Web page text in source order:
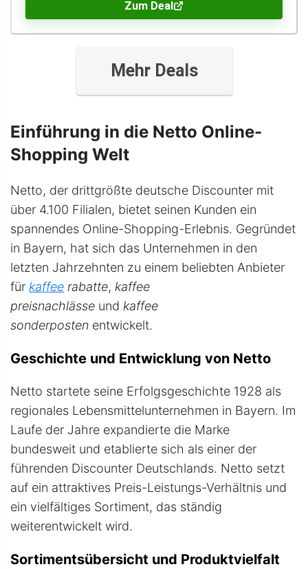
Zum Deal
Mehr Deals
Einführung in die Netto Online-
Shopping Welt
Netto, der drittgrößte deutsche Discounter mit
über 4.100 Filialen, bietet seinen Kunden ein
spannendes Online-Shopping-Erlebnis. Gegründet
in Bayern, hat sich das Unternehmen in den
letzten Jahrzehnten zu einem beliebten Anbieter
für kaffee rabatte, kaffee
preisnachlässe und kaffee
sonderposten entwickelt.
Geschichte und Entwicklung von Netto
Netto startete seine Erfolgsgeschichte 1928 als
regionales Lebensmittelunternehmen in Bayern. Im
Laufe der Jahre expandierte die Marke
bundesweit und etablierte sich als einer der
führenden Discounter Deutschlands. Netto setzt
auf ein attraktives Preis-Leistungs-Verhältnis und
ein vielfältiges Sortiment, das ständig
weiterentwickelt wird.
Sortimentsübersicht und Produktvielfalt